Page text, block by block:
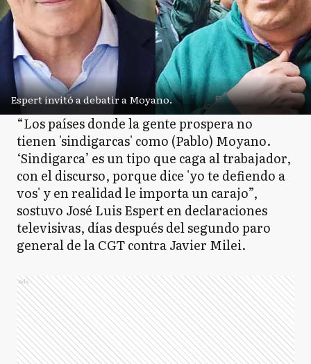
Espert invitó a debatir a Moyano.
“Los países donde la gente prospera no
tienen 'sindigarcas' como (Pablo) Moyano.
‘Sindigarca’ es un tipo que caga al trabajador,
con el discurso, porque dice 'yo te defiendo a
vos' y en realidad le importa un carajo”,
sostuvo José Luis Espert en declaraciones
televisivas, días después del segundo paro
general de la CGT contra Javier Milei.
Ads